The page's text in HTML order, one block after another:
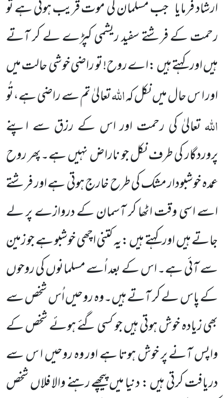
ارشاد فرمایا ’’جب مسلمان کی موت قریب ہوتی ہے تو
رحمت کے فرشتے سفید ریشمی کپڑے لے کر آتے
ہیں اور کہتے ہیں :اے روح! تو راضی خوشی حالت میں
اور ا س حال میں نکل کہاللہتعالیٰ تم سے راضی ہے،تُو
اللہتعالیٰ کی رحمت اور اس کے رزق سے اپنے
پروردگار کی طرف نکل جو ناراض نہیں ہے۔پھر روح
عمدہ خوشبودار مشک کی طرح خارج ہوتی ہے اور فرشتے
اسے اسی وقت اٹھا کر آسمان کے دروازے پر لے
جاتے ہیں اور کہتے ہیں :یہ کتنی اچھی خوشبو ہے جو زمین
سے آئی ہے۔ اس کے بعد اُسے مسلمانوں کی روحوں
کے پاس لے کر آتے ہیں۔وہ روحیں اُس شخص سے
بھی زیادہ خوشہوتی ہیں جو کسی گئے ہوئے شخص کے
واپس آنے پر خوش ہوتا ہے اور وہ روحیں ا س سے
دریافت کرتی ہیں : دنیا میں پیچھے رہنےوالا فلاں شخص